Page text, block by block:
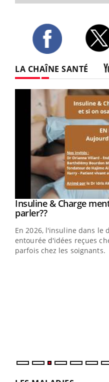
LA CHAÎNE SANTÉ
Youtube
Insuline & Charge
parler??Youtube
En 2026, l'insuline dans le
entourée d'idées reçues
parfois chez les soignants.